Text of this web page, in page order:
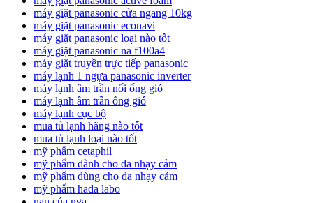
máy giặt panasonic cửa ngang 10kg
máy giặt panasonic econavi
máy giặt panasonic loại nào tốt
máy giặt panasonic na f100a4
máy giặt truyền trực tiếp panasonic
máy lạnh 1 ngựa panasonic inverter
máy lạnh âm trần nối ống gió
máy lạnh âm trần ống gió
máy lạnh cục bộ
mua tủ lạnh hãng nào tốt
mua tủ lạnh loại nào tốt
mỹ phẩm cetaphil
mỹ phẩm dành cho da nhạy cảm
mỹ phẩm dùng cho da nhạy cảm
mỹ phẩm hada labo